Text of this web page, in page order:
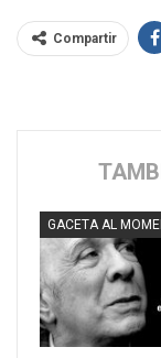
Compartir
GACETA AL